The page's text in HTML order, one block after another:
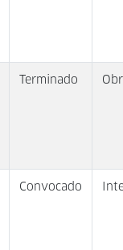
Terminado
Convocado